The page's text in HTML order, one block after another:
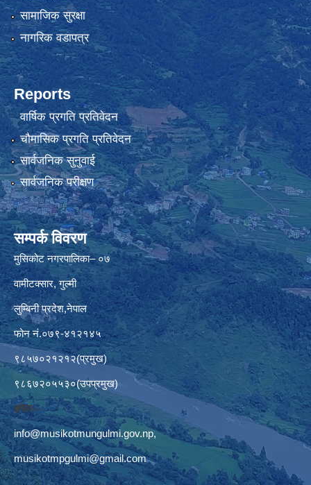
सामाजिक सुरक्षा
नागरिक वडापत्र
Reports
वार्षिक प्रगति प्रतिवेदन
चौमासिक प्रगति प्रतिवेदन
सार्वजनिक सुनुवाई
सार्वजनिक परीक्षण
सम्पर्क विवरण
मुसिकोट नगरपालिका– ०७
वामीटक्सार, गुल्मी
लुम्बिनी प्रदेश,नेपाल
फोन नं.०७९-४१२१४५
९८५७०२१२१२(प्रमुख)
९८६७२०५५३०(उपप्रमुख)
इमेलः–
info@musikotmungulmi.gov.np,
musikotmpgulmi@gmail.com